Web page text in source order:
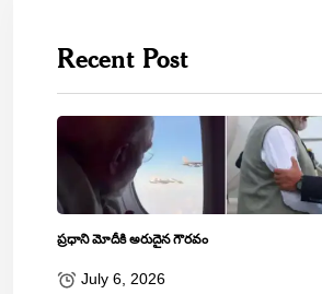
Recent Post
ప్రధాని మోదీకి అరుదైన గౌరవం
July 6, 2026